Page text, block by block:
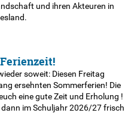
und ihren Akteuren in
soweit: Diesen Freitag
ersehnten Sommerferien! Die
eine gute Zeit und Erholung !
dann im Schuljahr 2026/27 frisch